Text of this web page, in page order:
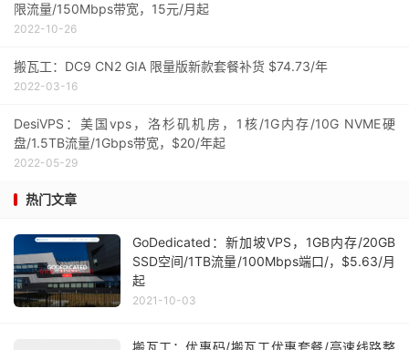
限流量/150Mbps带宽，15元/月起
2022-10-26
搬瓦工：DC9 CN2 GIA 限量版新款套餐补货 $74.73/年
2022-03-16
DesiVPS：美国vps，洛杉矶机房，1核/1G内存/10G NVME硬
盘/1.5TB流量/1Gbps带宽，$20/年起
2022-05-29
热门文章
GoDedicated：新加坡VPS，1GB内存/20GB
SSD空间/1TB流量/100Mbps端口/，$5.63/月
起
2021-10-03
搬瓦工：优惠码/搬瓦工优惠套餐/高速线路整